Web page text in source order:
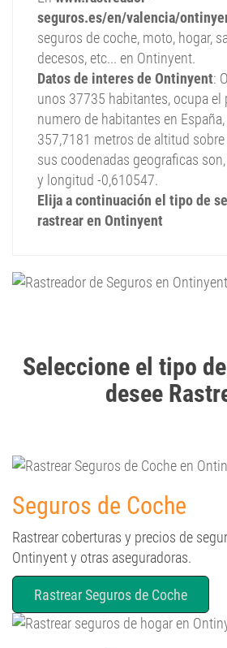
seguros.es/en/valencia/
seguros de coche, moto, hogar,
decesos, etc... en Ontinyent.
Datos de interes de Ontinyent:
unos 37735 habitantes, ocupa el
numero de habitantes en
357,7181 metros de altitud
sus coodenadas geograficas
y longitud -0,610547.
Elija a continuación el tipo de
rastrear en Ontinyent
Seguros de Coche
Rastrear coberturas y precios de
Ontinyent y otras aseguradoras.
Rastrear Seguros de Coche